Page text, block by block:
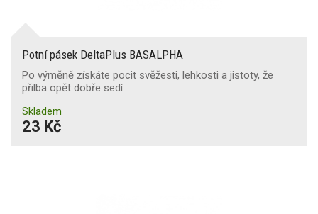
Potní pásek DeltaPlus BASALPHA
Po výměně získáte pocit svěžesti, lehkosti a jistoty, že
přilba opět dobře sedí…
Skladem
23 Kč